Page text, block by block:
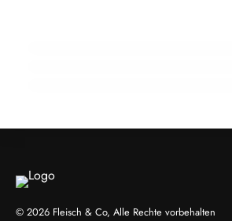
© 2026 Fleisch & Co, Alle Rechte vorbehalten